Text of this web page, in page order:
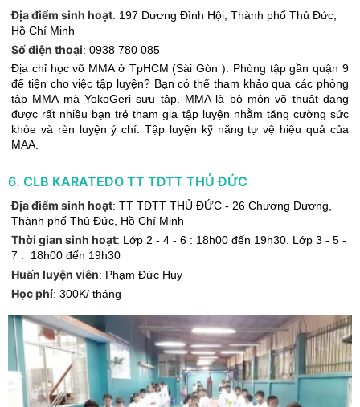
Địa điểm sinh hoạt: 197 Dương Đình Hội Thành phố Thủ Đức
Hồ Chí Minh
Số điện thoại: 0938 780 085
Địa chỉ học võ MMA ở TpHCM (Sài Gòn ): Phòng tập gần quận 9
để tiện cho việc tập luyện? Bạn có thể tham khảo qua các phòng
tập MMA mà YokoGeri sưu tập. MMA là bộ môn võ thuật đang
được rất nhiều bạn trẻ tham gia tập luyện nhằm tăng cường sức
khỏe và rèn luyện ý chí. Tập luyện kỹ năng tự vệ hiệu quả của
MAA.
6. CLB KARATEDO TT TDTT THỦ ĐỨC
Địa điểm sinh hoạt: TT TDTT THỦ ĐỨC - 26 Chương Dương
Thành phố Thủ Đức Hồ Chí Minh
Thời gian sinh hoạt: Lớp 2 - 4 - 6 : 18h00 đến 19h30. Lớp 3 - 5 -
7 : 18h00 đến 19h30
Huấn luyện viên: Phạm Đức Huy
Học phí: 300K/ tháng